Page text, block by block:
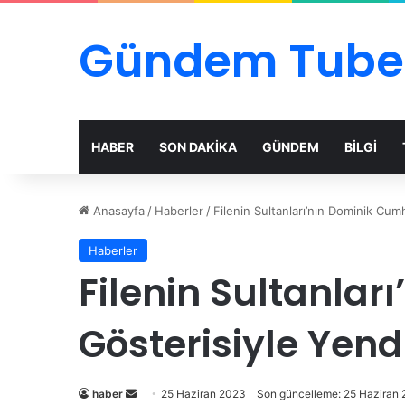
Gündem Tube
HABER SON DAKİKA GÜNDEM BİLGİ
Anasayfa / Haberler / Filenin Sultanları’nın Dominik
Haberler
Filenin
Gösterisiyle
haber
Bir
25 Haziran 2023 Son güncelleme: 25 Haziran